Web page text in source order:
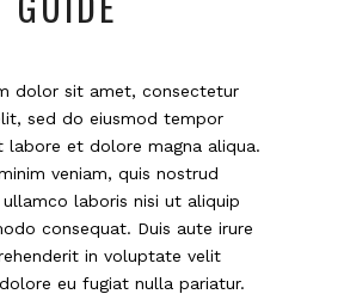
dolor sit amet, consectetur
sed do eiusmod tempor
labore et dolore magna aliqua.
veniam, quis nostrud
laboris nisi ut aliquip
consequat. Duis aute irure
in voluptate velit
eu fugiat nulla pariatur.